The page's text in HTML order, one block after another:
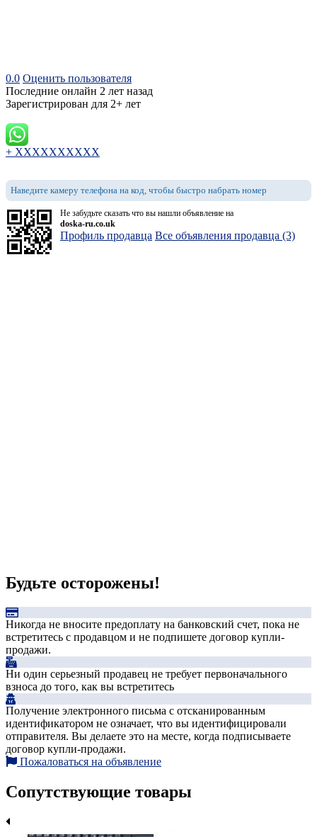
0.0 Оценить пользователя
Последние онлайн 2 лет назад
Зарегистрирован для 2+ лет
+ XXXXXXXXXX
Наведите камеру телефона на код, чтобы быстро набрать номер
Не забудьте сказать что вы нашли объявление на
doska-ru.co.uk
Профиль продавца Все объявления продавца (3)
Будьте осторожены!
Никогда не вносите предоплату на банковский счет, пока не
встретитесь с продавцом и не подпишете договор купли-
продажи.
Ни один серьезный продавец не требует первоначального
взноса до того, как вы встретитесь
Получение электронного письма с отсканированным
идентификатором не означает, что вы идентифицировали
отправителя. Вы делаете это на месте, когда подписываете
договор купли-продажи.
Пожаловаться на объявление
Сопутствующие товары